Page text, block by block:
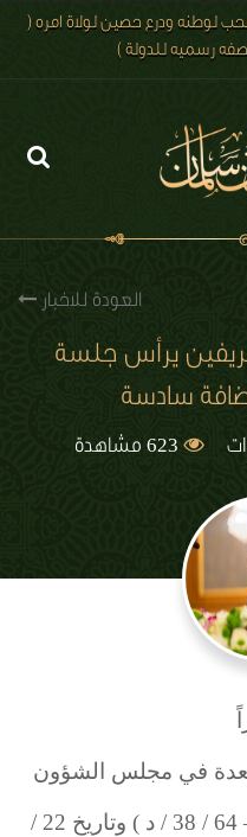
لوطنه ودرع حصين لولاة امره (
رسميه للدولة )
العودة للاخبار
يرأس جلسة
سادسة
623 مشاهدة
في مجلس الشؤون
الاقتصادية والتنمية رقم ( 3 – 64 / 38 / د ) وتاريخ 22 /